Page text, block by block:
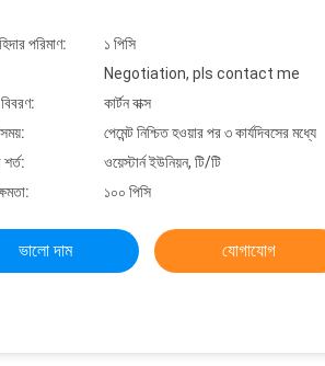
পরিমাণ:
১ পিসি
Negotiation, pls contact me
কার্টন বাক্স
পেমেন্ট নিশ্চিত হওয়ার পর ৩ কার্যদিবসের মধ্যে
ওয়েস্টার্ন ইউনিয়ন, টি/টি
১০০ পিসি
ভালো দাম যোগাযোগ